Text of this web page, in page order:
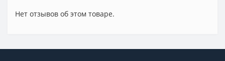
Нет отзывов об этом товаре.